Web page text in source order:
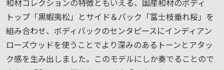
和材コレクションの特徴ともいえる、国産和材のボディ
トップ「黒蝦夷松」とサイド＆バック「富士枝垂れ桜」を
組み合わせ、ボディバックのセンタピースにインディアン
ローズウッドを使うことでより深みのあるトーンとアタッ
ク感を生み出しました。このモデルにしか奏でることので